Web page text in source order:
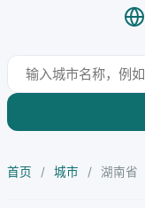
首页 / 城市 / 湖南省